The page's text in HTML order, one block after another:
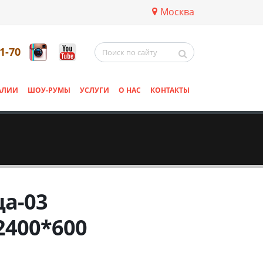
Москва
70
ШОУ-РУМЫ УСЛУГИ О НАС КОНТАКТЫ
03